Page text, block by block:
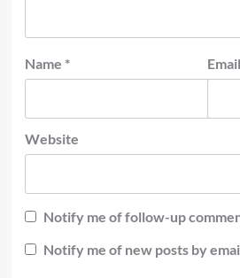
Name * Email
Website
Notify me of follow-up
Notify me of new posts by